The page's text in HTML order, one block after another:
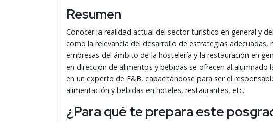
Resumen
Conocer la realidad actual del sector turístico en general y
como la relevancia del desarrollo de estrategias
empresas del ámbito de la hostelería y la restauración en
en dirección de alimentos y bebidas se ofrecen al alumnado
en un experto de F&B, capacitándose para ser el
alimentación y bebidas en hoteles, restaurantes, etc.
¿Para qué te prepara este